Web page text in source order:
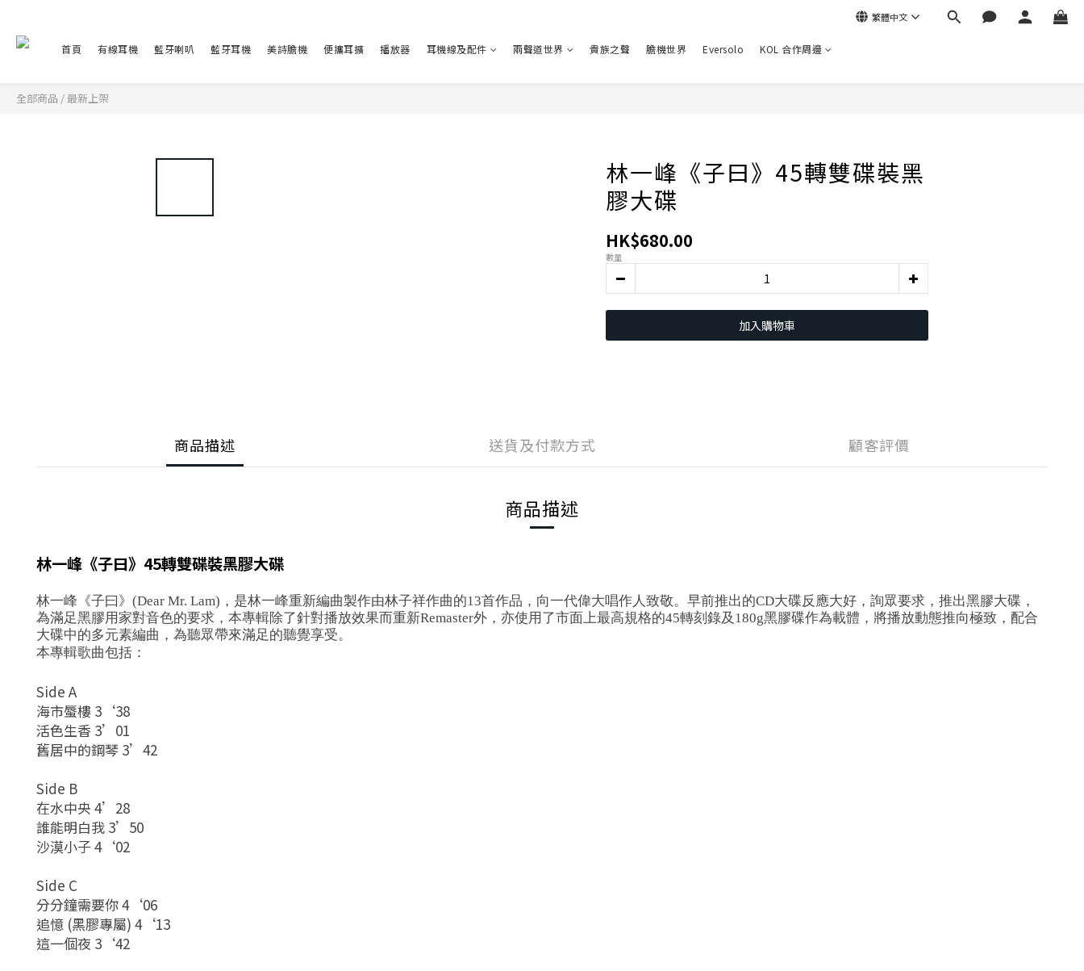
繁體中文
首頁 有線耳機 藍牙喇叭 藍牙耳機 美詩膽機 便攜耳擴 播放器 耳機線及配件 兩聲道世界 貴族之聲 膽機世界 Eversolo KOL 合作周邊
全部商品 /最新上架
林一峰《子曰》45轉雙碟裝黑
膠大碟
HK$680.00
數量
加入購物車
商品描述 送貨及付款方式 顧客評價
商品描述
林一峰《子曰》45轉雙碟裝黑膠大碟
林一峰《子曰》(Dear Mr. Lam)，是林一峰重新編曲製作由林子祥作曲的13首作品，向一代偉大唱作人致敬。早前推出的CD大碟反應大好，詢眾要求，推出黑膠大碟，
為滿足黑膠用家對音色的要求，本專輯除了針對播放效果而重新Remaster外，亦使用了市面上最高規格的45轉刻錄及180g黑膠碟作為載體，將播放動態推向極致，配合
大碟中的多元素編曲，為聽眾帶來滿足的聽覺享受。
本專輯歌曲包括：
Side A
海市蜃樓 3‘38
活色生香 3’01
舊居中的鋼琴 3’42
Side B
在水中央 4’28
誰能明白我 3’50
沙漠小子 4‘02
Side C
分分鐘需要你 4‘06
追憶 (黑膠專屬) 4‘13
這一個夜 3‘42